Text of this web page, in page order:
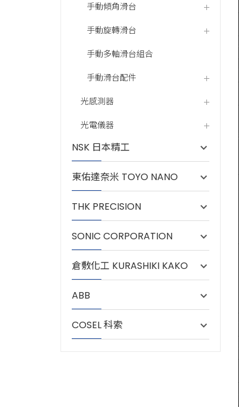
手動傾角滑台
手動旋轉滑台
手動多軸滑台組合
手動滑台配件
光感測器
光電儀器
NSK 日本精工
東佑達奈米 TOYO NANO
THK PRECISION
SONIC CORPORATION
倉敷化工 KURASHIKI KAKO
ABB
COSEL 科索